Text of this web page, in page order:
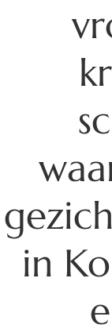
in